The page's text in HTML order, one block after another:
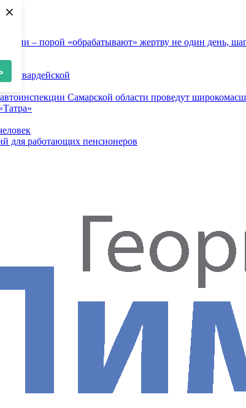
×
– порой «обрабатывают» жертву не один день,
Самарской области проведут
для работающих пенсионеров